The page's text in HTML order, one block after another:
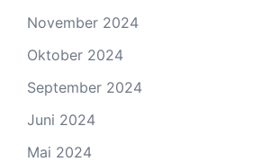
November 2024
Oktober 2024
September 2024
Juni 2024
Mai 2024